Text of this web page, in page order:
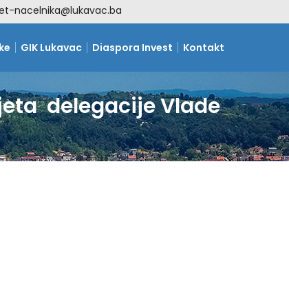
nacelnika@lukavac.ba
GIK Lukavac Diaspora Invest Kontakt
delegacije Vlade